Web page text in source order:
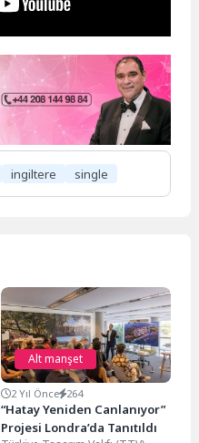
ingiltere single
Alt manşet
2 Yıl Önce 264
“Hatay Yeniden Canlanıyor”
Projesi Londra’da Tanıtıldı